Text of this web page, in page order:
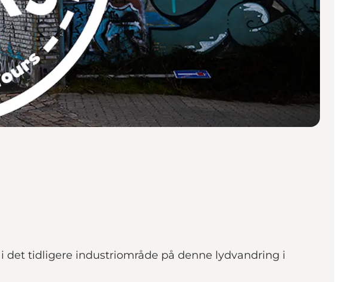
det tidligere industriområde på denne lydvandring i